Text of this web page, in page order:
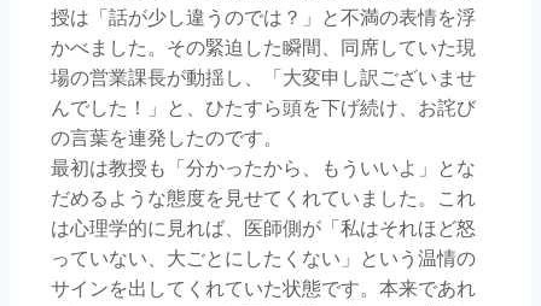
授は「話が少し違うのでは？」と不満の表情を浮
かべました。その緊迫した瞬間、同席していた現
場の営業課長が動揺し、「大変申し訳ございませ
んでした！」と、ひたすら頭を下げ続け、お詫び
の言葉を連発したのです。
最初は教授も「分かったから、もういいよ」とな
だめるような態度を見せてくれていました。これ
は心理学的に見れば、医師側が「私はそれほど怒
っていない、大ごとにしたくない」という温情の
サインを出してくれていた状態です。本来であれ